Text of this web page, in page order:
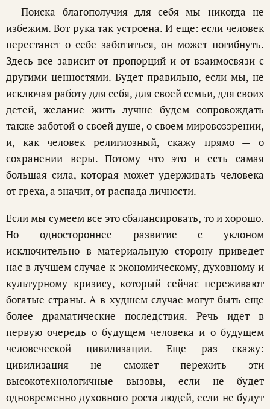
— Поиска благополучия для себя мы никогда не
избежим. Вот рука так устроена. И еще: если человек
перестанет о себе заботиться, он может погибнуть.
Здесь все зависит от пропорций и от взаимосвязи с
другими ценностями. Будет правильно, если мы, не
исключая работу для себя, для своей семьи, для своих
детей, желание жить лучше будем сопровождать
также заботой о своей душе, о своем мировоззрении,
и, как человек религиозный, скажу прямо — о
сохранении веры. Потому что это и есть самая
большая сила, которая может удерживать человека
от греха, а значит, от распада личности.
Если мы сумеем все это сбалансировать, то и хорошо.
Но одностороннее развитие с уклоном
исключительно в материальную сторону приведет
нас в лучшем случае к экономическому, духовному и
культурному кризису, который сейчас переживают
богатые страны. А в худшем случае могут быть еще
более драматические последствия. Речь идет в
первую очередь о будущем человека и о будущем
человеческой цивилизации. Еще раз скажу:
цивилизация не сможет пережить эти
высокотехнологичные вызовы, если не будет
одновременно духовного роста людей, если не будут